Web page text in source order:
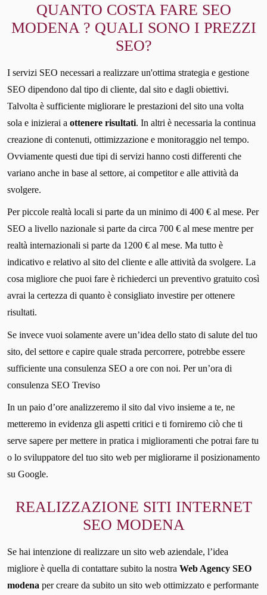
QUANTO COSTA FARE SEO
MODENA ? QUALI SONO I PREZZI
SEO?
I servizi SEO necessari a realizzare un'ottima strategia e gestione
SEO dipendono dal tipo di cliente, dal sito e dagli obiettivi.
Talvolta è sufficiente migliorare le prestazioni del sito una volta
sola e inizierai a ottenere risultati. In altri è necessaria la continua
creazione di contenuti, ottimizzazione e monitoraggio nel tempo.
Ovviamente questi due tipi di servizi hanno costi differenti che
variano anche in base al settore, ai competitor e alle attività da
svolgere.
Per piccole realtà locali si parte da un minimo di 400 € al mese. Per
SEO a livello nazionale si parte da circa 700 € al mese mentre per
realtà internazionali si parte da 1200 € al mese. Ma tutto è
indicativo e relativo al sito del cliente e alle attività da svolgere. La
cosa migliore che puoi fare è richiederci un preventivo gratuito così
avrai la certezza di quanto è consigliato investire per ottenere
risultati.
Se invece vuoi solamente avere un’idea dello stato di salute del tuo
sito, del settore e capire quale strada percorrere, potrebbe essere
sufficiente una consulenza SEO a ore con noi. Per un’ora di
consulenza SEO Treviso
In un paio d’ore analizzeremo il sito dal vivo insieme a te, ne
metteremo in evidenza gli aspetti critici e ti forniremo ciò che ti
serve sapere per mettere in pratica i miglioramenti che potrai fare tu
o lo sviluppatore del tuo sito web per migliorarne il posizionamento
su Google.
REALIZZAZIONE SITI INTERNET
SEO MODENA
Se hai intenzione di realizzare un sito web aziendale, l’idea
migliore è quella di contattare subito la nostra Web Agency SEO
modena per creare da subito un sito web ottimizzato e performante